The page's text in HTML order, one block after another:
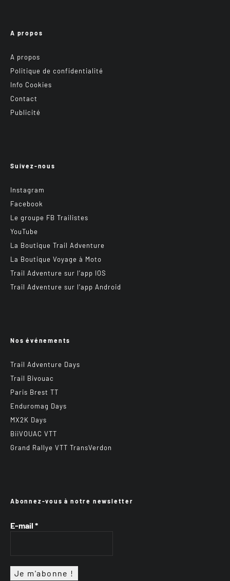
A propos
A propos
Politique de confidentialité
Info Cookies
Contact
Publicité
Suivez-nous
Instagram
Facebook
Le groupe FB Trailistes
YouTube
La Boutique Trail Adventure
La Boutique Voyage à Moto
Trail Adventure sur l’app IOS
Trail Adventure sur l’app Android
Nos événements
Trail Adventure Days
Trail Bivouac
Paris Brest TT
Enduromag Days
MX2K Days
BiiVOUAC VTT
Grand Rallye VTT TransVerdon
Abonnez-vous à notre newsletter
E-mail *